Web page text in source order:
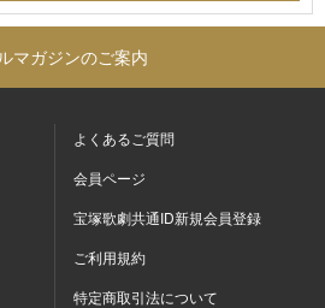
マガジンのご案内
よくあるご質問
会員ページ
宝塚歌劇共通ID新規会員登録
ご利用規約
特定商取引法について